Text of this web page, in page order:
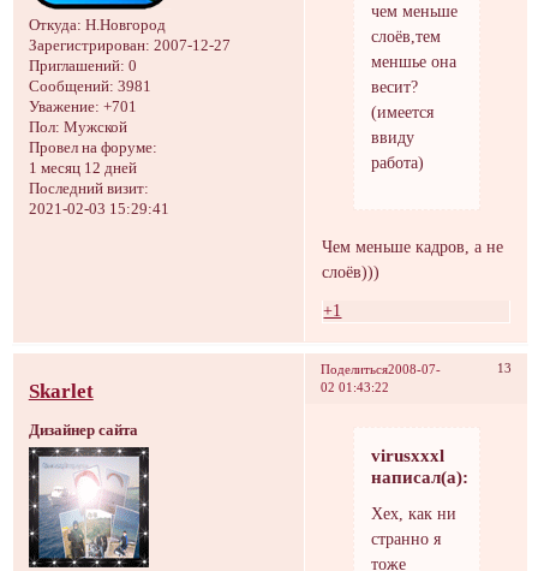
Откуда: Н.Новгород
Зарегистрирован: 2007-12-27
Приглашений: 0
Сообщений: 3981
Уважение: +701
Пол: Мужской
Провел на форуме:
1 месяц 12 дней
Последний визит:
2021-02-03 15:29:41
чем меньше
слоёв,тем
меншье она
весит?
(имеется
ввиду
работа)
Чем меньше кадров, а не
слоёв)))
+1
Поделиться 13
2008-07-
02 01:43:22
Skarlet
Дизайнер сайта
virusxxxl
написал(а):
Хех, как ни
странно я
тоже